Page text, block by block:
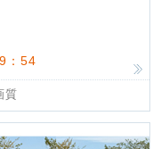
：54
質